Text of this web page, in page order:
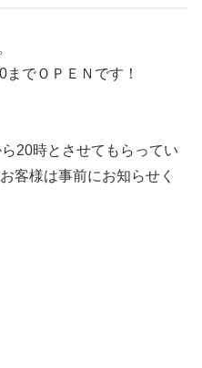
でＯＰＥＮです！
20時とさせてもらってい
客様は事前にお知らせく